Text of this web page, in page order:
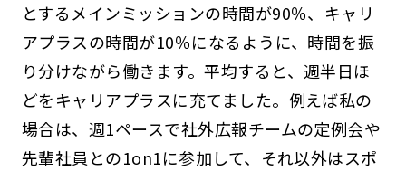
とするメインミッションの時間が90％、キャリ
アプラスの時間が10％になるように、時間を振
り分けながら働きます。平均すると、週半日ほ
どをキャリアプラスに充てました。例えば私の
場合は、週1ペースで社外広報チームの定例会や
先輩社員との1on1に参加して、それ以外はスポ